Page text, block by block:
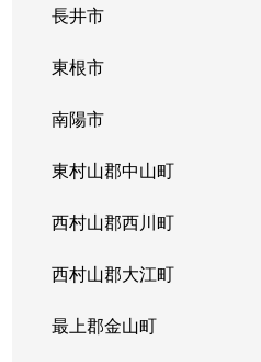
長井市
東根市
南陽市
東村山郡中山町
西村山郡西川町
西村山郡大江町
最上郡金山町